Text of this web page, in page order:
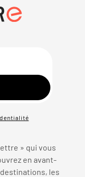
» qui vous
en avant-
les